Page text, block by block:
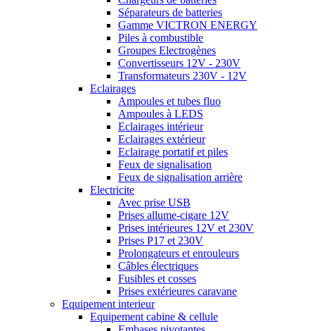
Séparateurs de batteries
Gamme VICTRON ENERGY
Piles à combustible
Groupes Electrogènes
Convertisseurs 12V - 230V
Transformateurs 230V - 12V
Eclairages
Ampoules et tubes fluo
Ampoules à LEDS
Eclairages intérieur
Eclairages extérieur
Eclairage portatif et piles
Feux de signalisation
Feux de signalisation arrière
Electricite
Avec prise USB
Prises allume-cigare 12V
Prises intérieures 12V et 230V
Prises P17 et 230V
Prolongateurs et enrouleurs
Câbles électriques
Fusibles et cosses
Prises extérieures caravane
Equipement interieur
Equipement cabine & cellule